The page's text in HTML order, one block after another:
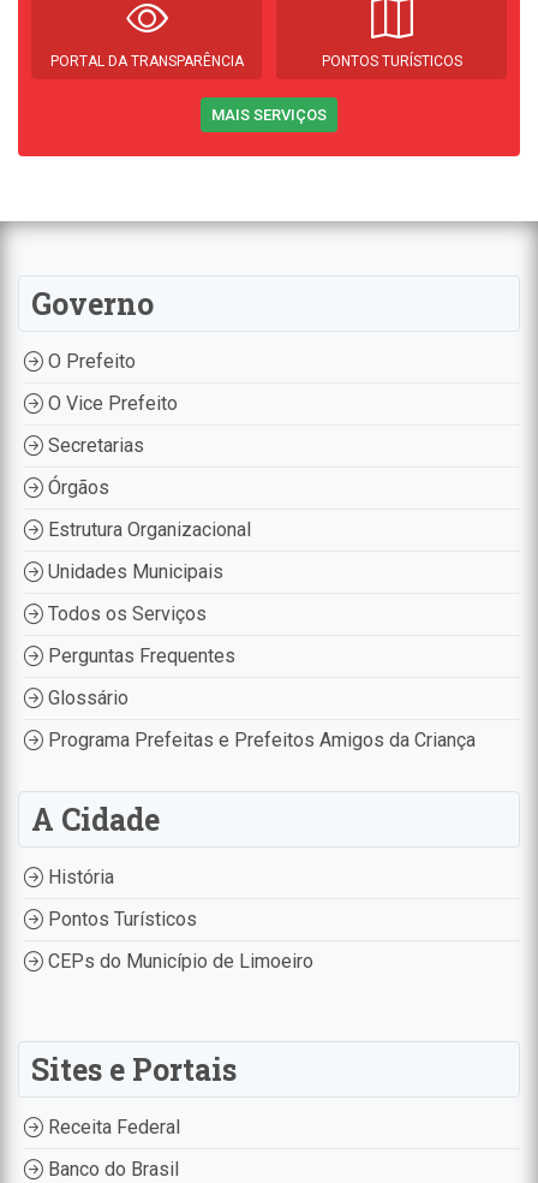
PORTAL DA TRANSPARÊNCIA PONTOS TURÍSTICOS
MAIS SERVIÇOS
Governo
O Prefeito
O Vice Prefeito
Secretarias
Órgãos
Estrutura Organizacional
Unidades Municipais
Todos os Serviços
Perguntas Frequentes
Glossário
Programa Prefeitas e Prefeitos Amigos da Criança
A Cidade
História
Pontos Turísticos
CEPs do Município de Limoeiro
Sites e Portais
Receita Federal
Banco do Brasil